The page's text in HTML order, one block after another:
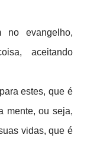
no evangelho,
aceitando
estes, que é
mente, ou seja,
vidas, que é